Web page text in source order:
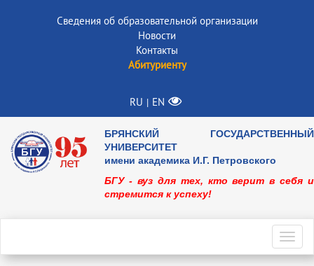
Сведения об образовательной организации
Новости
Контакты
Абитуриенту
RU | EN
БРЯНСКИЙ ГОСУДАРСТВЕННЫЙ
УНИВЕРСИТЕТ
имени академика И.Г. Петровского
БГУ - вуз для тех, кто верит в себя и
стремится к успеху!